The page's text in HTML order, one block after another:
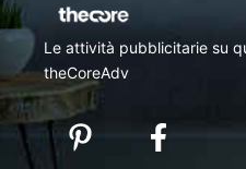
Le attività pubblicitarie su
theCoreAdv